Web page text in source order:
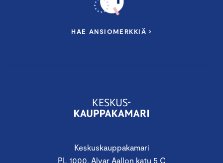
Keskuskauppakamari
PL 1000, Alvar Aallon katu 5 C
HAE ANSIOMERKKIÄ ›